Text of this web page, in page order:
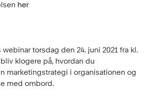
her
torsdag den 24. juni 2021 fra kl.
klogere på, hvordan du
marketingstrategi i organisationen og
med ombord.